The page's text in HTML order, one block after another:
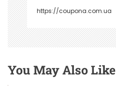
м
https://coupona.com.ua
You May Also Like